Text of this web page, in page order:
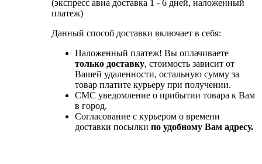
(экспресс авиа доставка 1 - 6 дней, наложенный
платеж)
Данный способ доставки включает в себя:
Наложенный платеж! Вы оплачиваете
только доставку, стоимость зависит от
Вашей удаленности, остальную сумму за
товар платите курьеру при получении.
СМС уведомление о прибытии товара к Вам
в город.
Согласование с курьером о времени
доставки посылки по удобному Вам адресу.